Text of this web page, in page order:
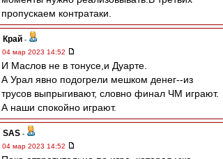
пропускаем контратаки.
Край -
04 мар 2023 14:52
И Маслов не в тонусе,и Дуарте.
А Урал явно подогрели мешком денег--из
трусов выпрыгивают, словно финал ЧМ играют.
А наши спокойно играют.
SAS -
04 мар 2023 14:52